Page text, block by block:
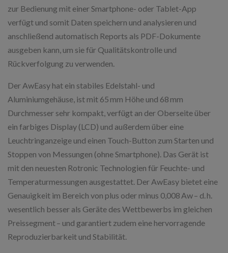
zur Bedienung mit einer Smartphone- oder Tablet-App
verfügt und somit Daten speichern und analysieren und
anschließend automatisch Reports als PDF-Dokumente
ausgeben kann, um sie für Qualitätskontrolle und
Rückverfolgung zu verwenden.
Der AwEasy hat ein stabiles Edelstahl- und
Aluminiumgehäuse, ist mit 65 mm Höhe und 68 mm
Durchmesser sehr kompakt, verfügt an der Oberseite über
ein farbiges Display (LCD) und außerdem über eine
Leuchtringanzeige und einen Touch-Button zum Starten und
Stoppen von Messungen (ohne Smartphone). Das Gerät ist
mit den neuesten Rotronic Technologien für Feuchte- und
Temperaturmessungen ausgestattet. Der AwEasy bietet eine
Genauigkeit im Bereich von plus oder minus 0,008 Aw – d. h.
wesentlich besser als Geräte des Wettbewerbs im gleichen
Preissegment – und garantiert zudem eine hervorragende
Reproduzierbarkeit und Stabilität.